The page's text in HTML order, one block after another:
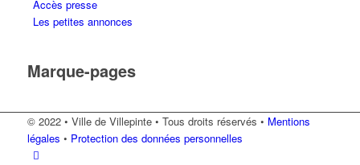
Accès presse
Les petites annonces
Marque-pages
© 2022 • Ville de Villepinte • Tous droits réservés • Mentions
légales • Protection des données personnelles